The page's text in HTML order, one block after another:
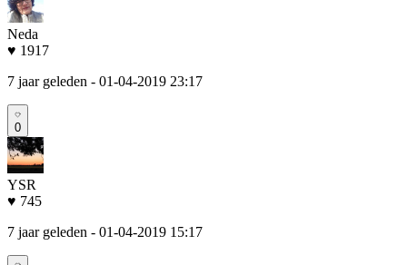
Neda
♥ 1917
7 jaar geleden - 01-04-2019 23:17
0
YSR
♥ 745
7 jaar geleden - 01-04-2019 15:17